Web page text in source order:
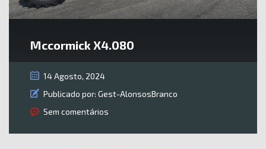
Mccormick X4.080
14 Agosto, 2024
Publicado por: Gest-AlonsosBranco
Sem comentários